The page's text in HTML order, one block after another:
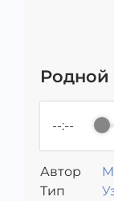
--:--
Автор
Тип